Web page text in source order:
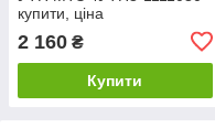
купити, ціна
2 160 ₴
Купити